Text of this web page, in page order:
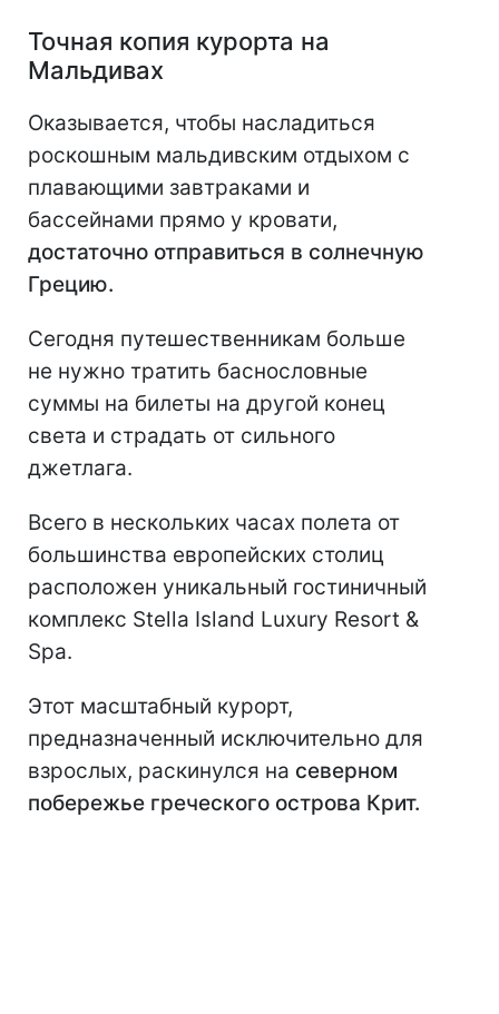
Точная копия курорта на
Мальдивах
Оказывается, чтобы насладиться
роскошным мальдивским отдыхом с
плавающими завтраками и
бассейнами прямо у кровати,
достаточно отправиться в солнечную
Грецию.
Сегодня путешественникам больше
не нужно тратить баснословные
суммы на билеты на другой конец
света и страдать от сильного
джетлага.
Всего в нескольких часах полета от
большинства европейских столиц
расположен уникальный гостиничный
комплекс Stella Island Luxury Resort &
Spa.
Этот масштабный курорт,
предназначенный исключительно для
взрослых, раскинулся на северном
побережье греческого острова Крит.